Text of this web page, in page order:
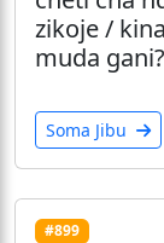
zikoje /
muda gani?
Soma Jibu
#899